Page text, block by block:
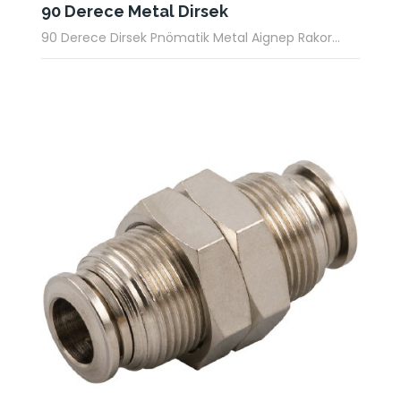
90 Derece Metal Dirsek
90 Derece Dirsek Pnömatik Metal Aignep Rakor...